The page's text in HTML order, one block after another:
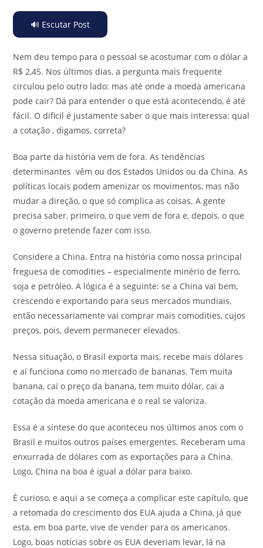
🔊 Escutar Post
Nem deu tempo para o pessoal se acostumar com o dólar a
R$ 2,45. Nos últimos dias, a pergunta mais frequente
circulou pelo outro lado: mas até onde a moeda americana
pode cair? Dá para entender o que está acontecendo, é até
fácil. O dificil é justamente saber o que mais interessa: qual
a cotação , digamos, correta?
Boa parte da história vem de fora. As tendências
determinantes vêm ou dos Estados Unidos ou da China. As
políticas locais podem amenizar os movimentos, mas não
mudar a direção, o que só complica as coisas. A gente
precisa saber, primeiro, o que vem de fora e, depois, o que
o governo pretende fazer com isso.
Considere a China. Entra na história como nossa principal
freguesa de comodities – especialmente minério de ferro,
soja e petróleo. A lógica é a seguinte: se a China vai bem,
crescendo e exportando para seus mercados mundiais,
então necessariamente vai comprar mais comodities, cujos
preços, pois, devem permanecer elevados.
Nessa situação, o Brasil exporta mais, recebe mais dólares
e aí funciona como no mercado de bananas. Tem muita
banana, cai o preço da banana, tem muito dólar, cai a
cotação da moeda americana e o real se valoriza.
Essa é a síntese do que aconteceu nos últimos anos com o
Brasil e muitos outros países emergentes. Receberam uma
enxurrada de dólares com as exportações para a China.
Logo, China na boa é igual a dólar para baixo.
É curioso, e aqui a se começa a complicar este capítulo, que
a retomada do crescimento dos EUA ajuda a China, já que
esta, em boa parte, vive de vender para os americanos.
Logo, boas notícias sobre os EUA deveriam levar, lá na